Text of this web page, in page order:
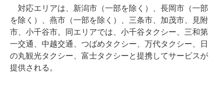
対応エリアは、新潟市（一部を除く）、長岡市（一部
を除く）、燕市（一部を除く）、三条市、加茂市、見附
市、小千谷市。同エリアでは、小千谷タクシー、三和第
一交通、中越交通、つばめタクシー、万代タクシー、日
の丸観光タクシー、富士タクシーと提携してサービスが
提供される。